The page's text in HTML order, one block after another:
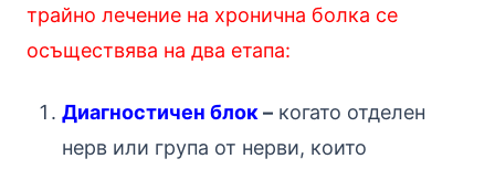
трайно лечение на хронична болка се
осъществява на два етапа:
Диагностичен блок– когато отделен
нерв или група от нерви, които